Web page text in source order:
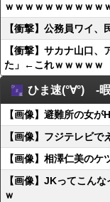
ｗｗｗｗｗｗｗｗｗｗ
【衝撃】公務員ワイ
【衝撃】サカナ山口
た」←これｗｗｗｗｗ
ひま速(°∀°) -
【画像】避難所の女が
【画像】フジテレビ
【画像】相澤仁美のケ
【画像】JKってこん
ｗ